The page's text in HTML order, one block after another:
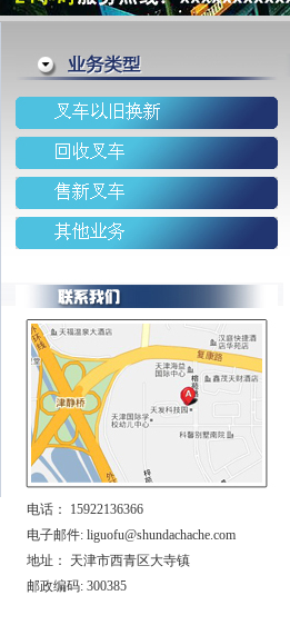
电话： 15922136366
电子邮件: liguofu@shundachache.com
地址： 天津市西青区大寺镇
邮政编码: 300385